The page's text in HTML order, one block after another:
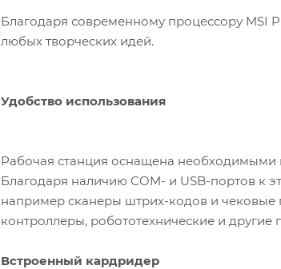
Благодаря современному процессору MSI
любых творческих идей.
Удобство использования
Рабочая станция оснащена
Благодаря наличию COM- и USB-портов к
например сканеры штрих-кодов и
контроллеры, робототехнические и
Встроенный кардридер